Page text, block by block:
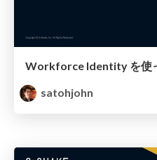
satohjohn